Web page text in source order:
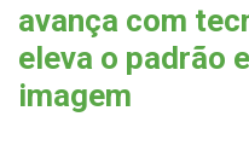
avança com
eleva o padrão
imagem